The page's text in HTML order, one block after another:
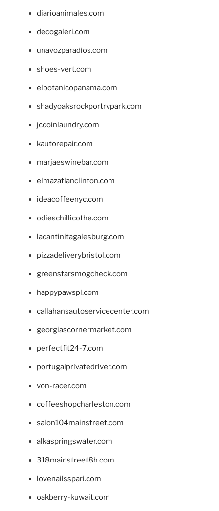
diarioanimales.com
decogaleri.com
unavozparadios.com
shoes-vert.com
elbotanicopanama.com
shadyoaksrockportrvpark.com
jccoinlaundry.com
kautorepair.com
marjaeswinebar.com
elmazatlanclinton.com
ideacoffeenyc.com
odieschillicothe.com
lacantinitagalesburg.com
pizzadeliverybristol.com
greenstarsmogcheck.com
happypawspl.com
callahansautoservicecenter.com
georgiascornermarket.com
perfectfit24-7.com
portugalprivatedriver.com
von-racer.com
coffeeshopcharleston.com
salon104mainstreet.com
alkaspringswater.com
318mainstreet8h.com
lovenailsspari.com
oakberry-kuwait.com